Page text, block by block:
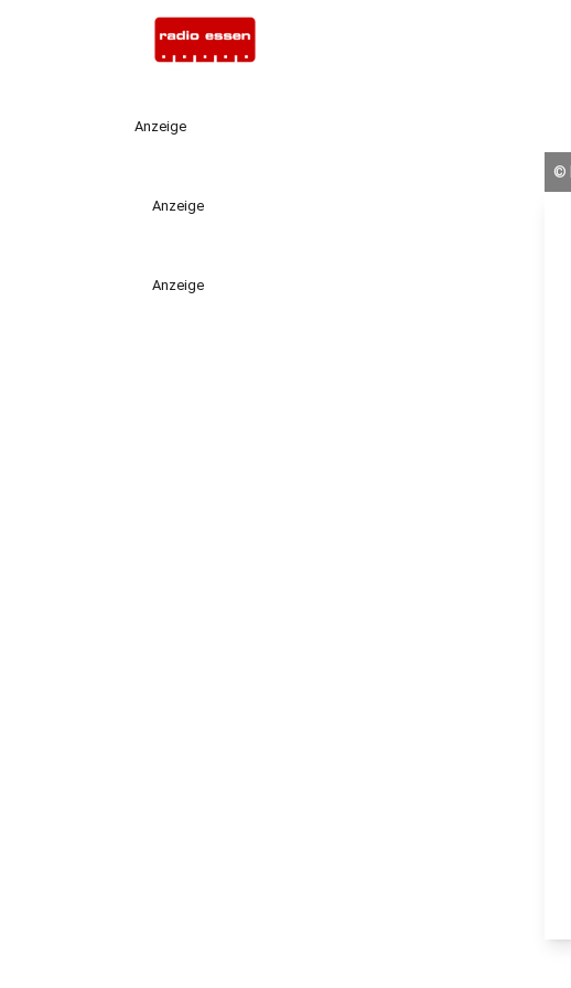
Anzeige
Anzeige
Anzeige
©